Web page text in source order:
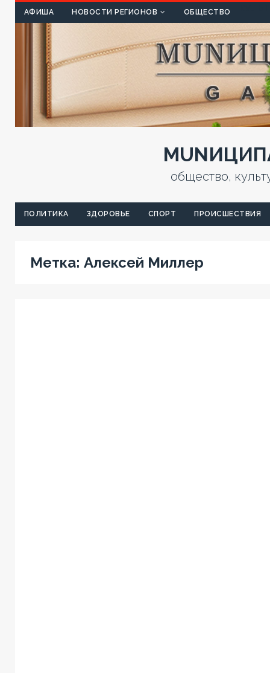
АФИША НОВОСТИ РЕГИОНОВ ОБЩЕСТВО
общество,
ПОЛИТИКА ЗДОРОВЬЕ СПОРТ ПРОИСШЕСТВИЯ
Метка: Алексей Миллер